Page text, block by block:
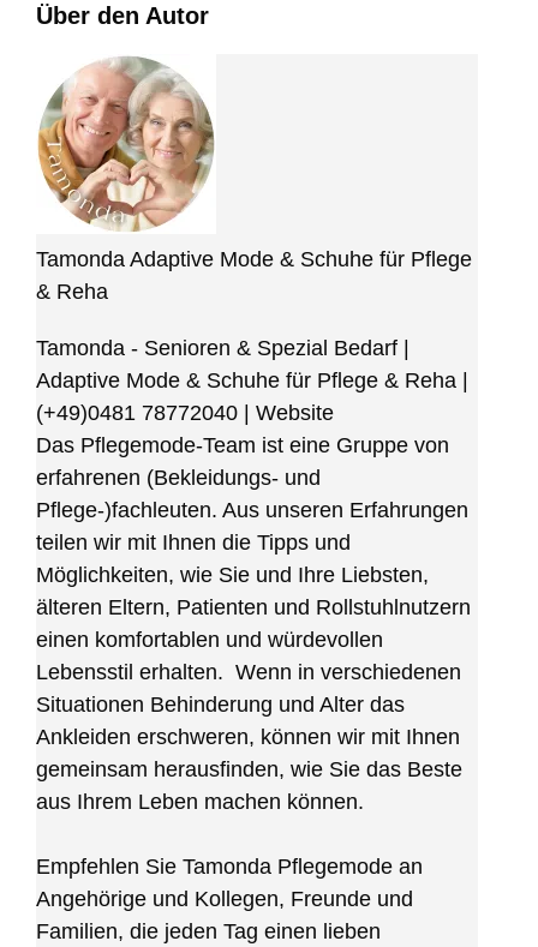
Über den Autor
Tamonda Adaptive Mode & Schuhe für Pflege
& Reha
Tamonda - Senioren & Spezial Bedarf |
Adaptive Mode & Schuhe für Pflege & Reha |
(+49)0481 78772040 | Website
Das Pflegemode-Team ist eine Gruppe von
erfahrenen (Bekleidungs- und
Pflege-)fachleuten. Aus unseren Erfahrungen
teilen wir mit Ihnen die Tipps und
Möglichkeiten, wie Sie und Ihre Liebsten,
älteren Eltern, Patienten und Rollstuhlnutzern
einen komfortablen und würdevollen
Lebensstil erhalten. Wenn in verschiedenen
Situationen Behinderung und Alter das
Ankleiden erschweren, können wir mit Ihnen
gemeinsam herausfinden, wie Sie das Beste
aus Ihrem Leben machen können.
Empfehlen Sie Tamonda Pflegemode an
Angehörige und Kollegen, Freunde und
Familien, die jeden Tag einen lieben